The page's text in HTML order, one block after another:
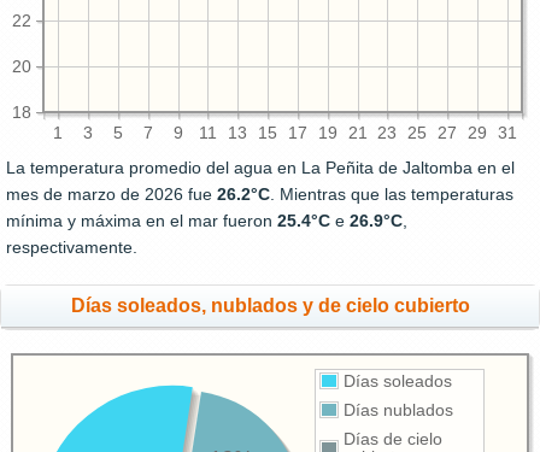
1 3 5 7 9 11 13 15 17 19 21 23 25 27 29 31
18
20
22
La temperatura promedio del agua en La Peñita de Jaltomba en el
mes de marzo de 2026 fue 26.2°C . Mientras que las temperaturas
mínima y máxima en el mar fueron 25.4°C e 26.9°C
respectivamente.
Días soleados, nublados y de cielo cubierto
Días soleados
Días nublados
Días de cielo